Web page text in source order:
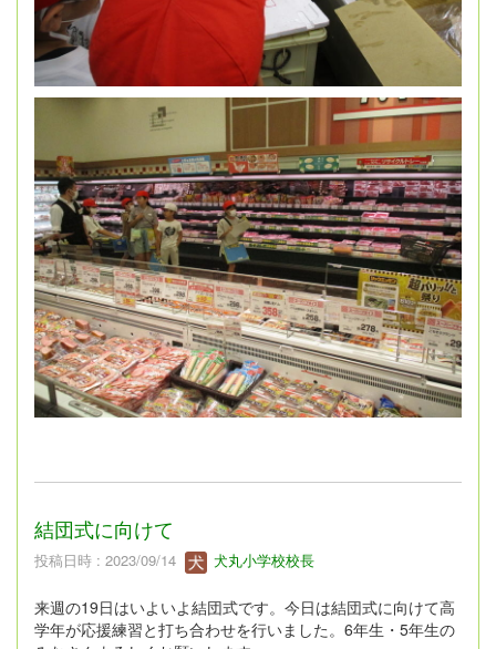
結団式に向けて
投稿日時 : 2023/09/14 犬丸小学校校長
来週の19日はいよいよ結団式です。今日は結団式に向けて高
学年が応援練習と打ち合わせを行いました。6年生・5年生の